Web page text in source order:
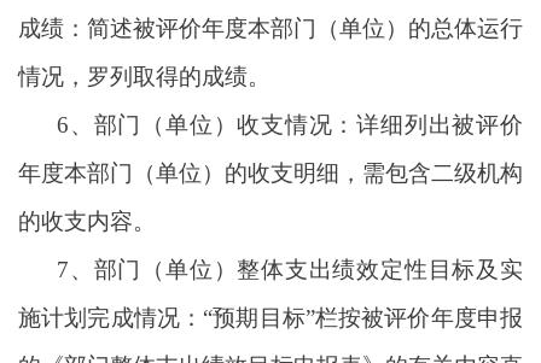
成绩：简述被评价年度本部门（单位）的总体运行
情况，罗列取得的成绩。
6、部门（单位）收支情况：详细列出被评价
年度本部门（单位）的收支明细，需包含二级机构
的收支内容。
7、部门（单位）整体支出绩效定性目标及实
施计划完成情况：“预期目标”栏按被评价年度申报